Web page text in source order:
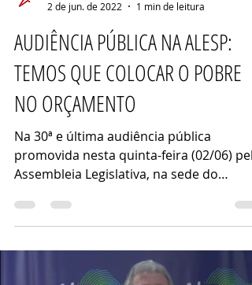
Assessoria Tatto
2 de jun. de 2022
1 min de leitura
AUDIÊNCIA PÚBLICA NA ALESP:
TEMOS QUE COLOCAR O POBRE
NO ORÇAMENTO
Na 30ª e última audiência pública
promovida nesta quinta-feira (02/06) pela
Assembleia Legislativa, na sede do
próprio Poder Legislativo...